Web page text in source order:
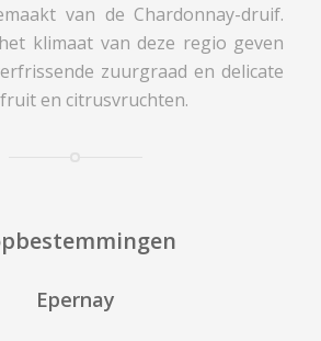
van de Chardonnay-druif.
klimaat van deze regio geven
zuurgraad en delicate
en citrusvruchten.
Epernay